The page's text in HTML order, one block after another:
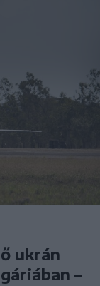
ukrán
–